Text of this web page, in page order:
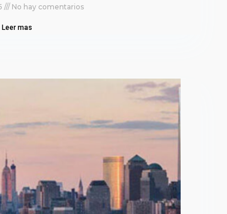
No hay comentarios
Leer mas